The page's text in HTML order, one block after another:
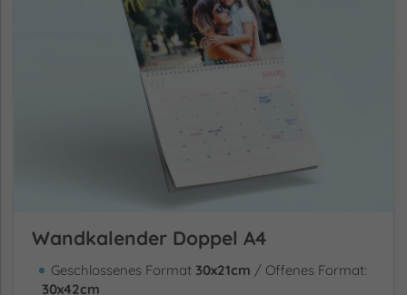
Wandkalender Doppel A4
Geschlossenes Format 30x21cm / Offenes Format:
30x42cm